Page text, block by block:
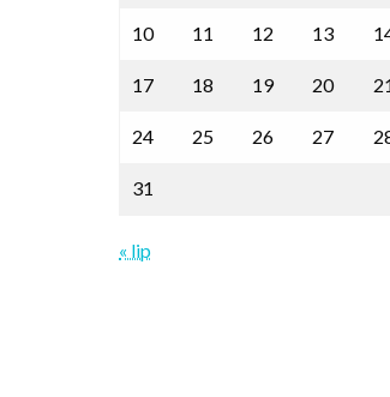
10 11 12 13
17 18 19 20
24 25 26 27
31
« lip